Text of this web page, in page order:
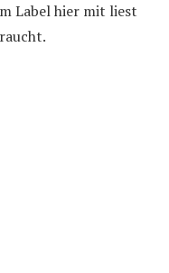
Label hier mit liest